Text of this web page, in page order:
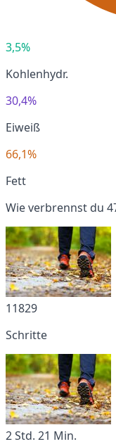
3,5%
Kohlenhydr.
30,4%
Eiweiß
66,1%
Fett
Wie verbrennst du
11829
Schritte
2 Std. 21 Min.